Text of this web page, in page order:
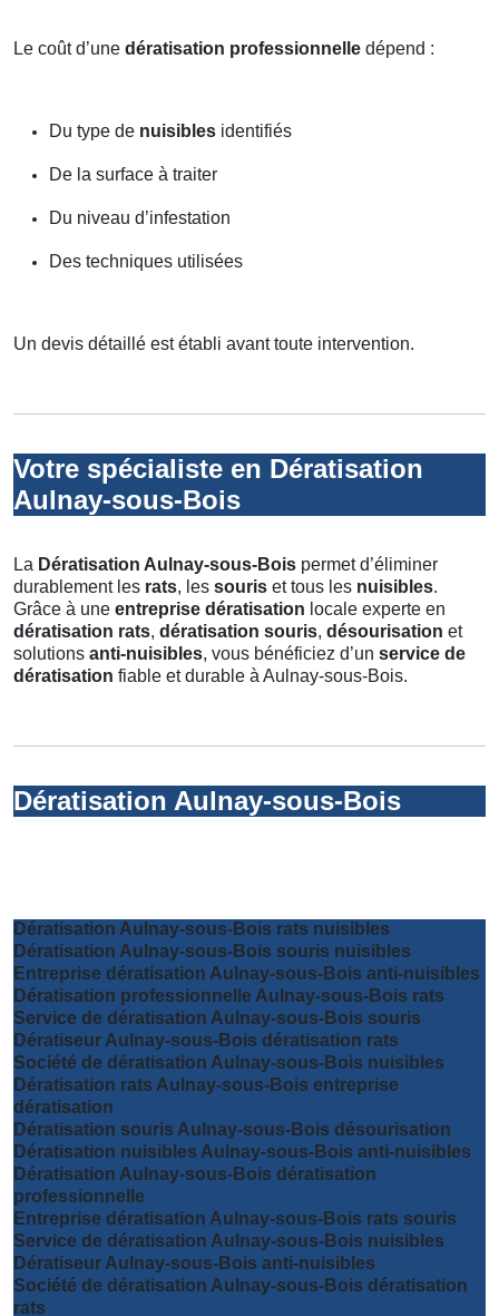
Le coût d’une dératisation professionnelle dépend :
Du type de nuisibles identifiés
De la surface à traiter
Du niveau d’infestation
Des techniques utilisées
Un devis détaillé est établi avant toute intervention.
Votre spécialiste en Dératisation
Aulnay-sous-Bois
La Dératisation Aulnay-sous-Bois permet d’éliminer
durablement les rats, les souris et tous les nuisibles.
Grâce à une entreprise dératisation locale experte en
dératisation rats, dératisation souris, désourisation et
solutions anti-nuisibles, vous bénéficiez d’un service de
dératisation fiable et durable à Aulnay-sous-Bois.
Dératisation Aulnay-sous-Bois
Dératisation Aulnay-sous-Bois rats nuisibles
Dératisation Aulnay-sous-Bois souris nuisibles
Entreprise dératisation Aulnay-sous-Bois anti-nuisibles
Dératisation professionnelle Aulnay-sous-Bois rats
Service de dératisation Aulnay-sous-Bois souris
Dératiseur Aulnay-sous-Bois dératisation rats
Société de dératisation Aulnay-sous-Bois nuisibles
Dératisation rats Aulnay-sous-Bois entreprise
dératisation
Dératisation souris Aulnay-sous-Bois désourisation
Dératisation nuisibles Aulnay-sous-Bois anti-nuisibles
Dératisation Aulnay-sous-Bois dératisation
professionnelle
Entreprise dératisation Aulnay-sous-Bois rats souris
Service de dératisation Aulnay-sous-Bois nuisibles
Dératiseur Aulnay-sous-Bois anti-nuisibles
Société de dératisation Aulnay-sous-Bois dératisation
rats